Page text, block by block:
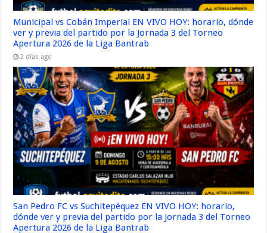
Municipal vs Cobán Imperial EN VIVO HOY: horario, dónde
ver y previa del partido por la Jornada 3 del Torneo
Apertura 2026 de la Liga Bantrab
2 días ago
San Pedro FC vs Suchitepéquez EN VIVO HOY: horario,
dónde ver y previa del partido por la Jornada 3 del Torneo
Apertura 2026 de la Liga Bantrab